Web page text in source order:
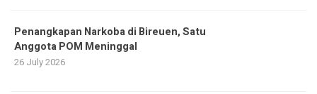
Penangkapan Narkoba di Bireuen, Satu
Anggota POM Meninggal
26 July 2026